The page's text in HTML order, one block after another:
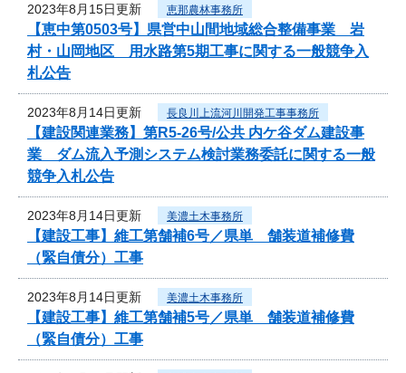
2023年8月15日更新 恵那農林事務所
【恵中第0503号】県営中山間地域総合整備事業 岩
村・山岡地区 用水路第5期工事に関する一般競争入
札公告
2023年8月14日更新 長良川上流河川開発工事事務所
【建設関連業務】第R5-26号/公共 内ケ谷ダム建設事
業 ダム流入予測システム検討業務委託に関する一般
競争入札公告
2023年8月14日更新 美濃土木事務所
【建設工事】維工第舗補6号／県単 舗装道補修費
（緊自債分）工事
2023年8月14日更新 美濃土木事務所
【建設工事】維工第舗補5号／県単 舗装道補修費
（緊自債分）工事